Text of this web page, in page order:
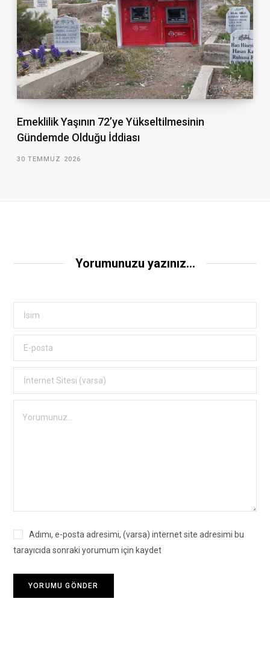
Emeklilik Yaşının 72’ye Yükseltilmesinin
Gündemde Olduğu İddiası
30 TEMMUZ 2026
Yorumunuzu yazınız...
Adımı, e-posta adresimi, (varsa) internet site adresimi bu
tarayıcıda sonraki yorumum için kaydet